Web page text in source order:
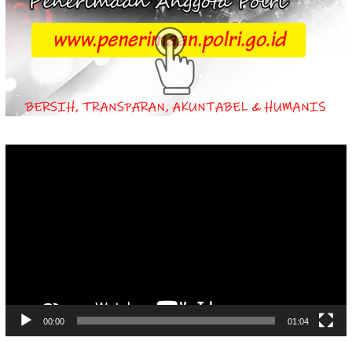
00:00 01:04